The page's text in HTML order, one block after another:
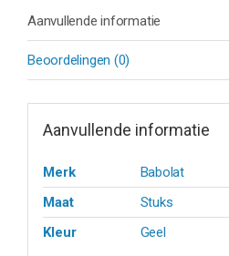
Aanvullende informatie
Beoordelingen (0)
Aanvullende informatie
Merk
Babolat
Maat
Stuks
Kleur
Geel